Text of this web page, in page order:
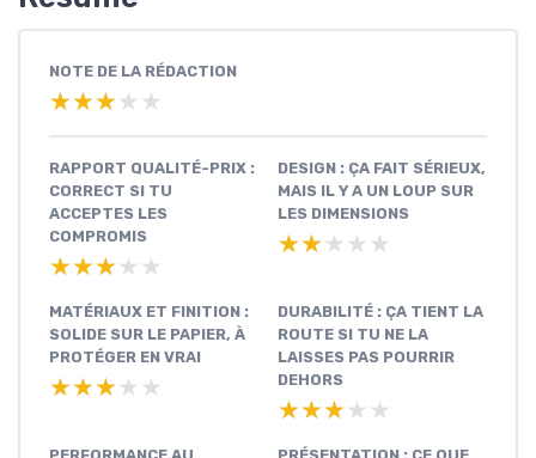
NOTE DE LA RÉDACTION
★★★★★
★★★★★
RAPPORT QUALITÉ-PRIX :
CORRECT SI TU
ACCEPTES LES
COMPROMIS
★★★★★
★★★★★
DESIGN : ÇA FAIT SÉRIEUX,
MAIS IL Y A UN LOUP SUR
LES DIMENSIONS
★★★★★
★★★★★
MATÉRIAUX ET FINITION :
SOLIDE SUR LE PAPIER, À
PROTÉGER EN VRAI
★★★★★
★★★★★
DURABILITÉ : ÇA TIENT LA
ROUTE SI TU NE LA
LAISSES PAS POURRIR
DEHORS
★★★★★
★★★★★